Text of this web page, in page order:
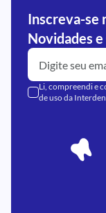
Inscreva-se
Novidades
Li, compreendi e
de usoda